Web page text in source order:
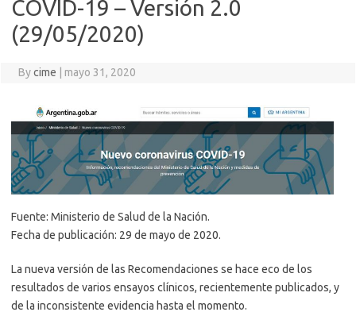
COVID-19 – Versión 2.0
(29/05/2020)
Bycime mayo 31, 2020
Fuente: Ministerio de Salud de la Nación.
Fecha de publicación: 29 de mayo de 2020.
La nueva versión de las Recomendaciones se hace eco de los
resultados de varios ensayos clínicos, recientemente publicados, y
de la inconsistente evidencia hasta el momento.